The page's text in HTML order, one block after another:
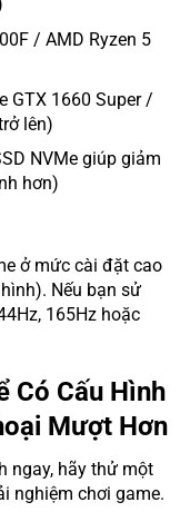
/ AMD Ryzen 5
GTX 1660 Super /
lên)
NVMe giúp giảm
hơn)
ở mức cài đặt cao
Nếu bạn sử
165Hz hoặc
Có Cấu Hình
Mượt Hơn
ngay, hãy thử một
nghiệm chơi game.